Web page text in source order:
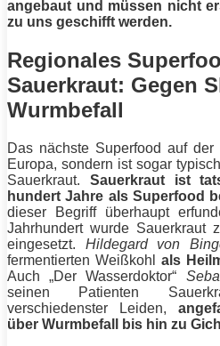
angebaut und müssen nicht
zu uns geschifft werden.
Regionales
Sauerkraut: Gegen
Wurmbefall
Das nächste Superfood auf
Europa, sondern ist sogar
Sauerkraut. Sauerkraut ist
hundert Jahre als Superfood
dieser Begriff überhaupt
Jahrhundert wurde Sauerkraut
eingesetzt. Hildegard von
fermentierten Weißkohl als
Auch „Der Wasserdoktor“
seinen Patienten
verschiedenster Leiden,
über Wurmbefall bis hin zu